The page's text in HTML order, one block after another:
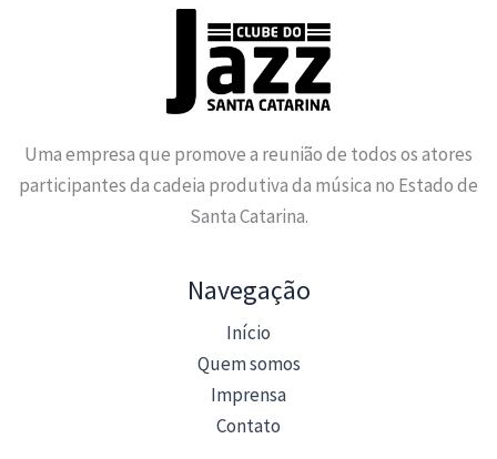
Uma empresa que promove a reunião de todos os atores
participantes da cadeia produtiva da música no Estado de
Santa Catarina.
Navegação
Início
Quem somos
Imprensa
Contato